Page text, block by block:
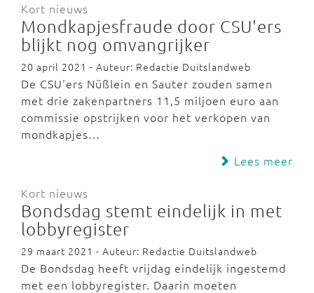
Kort nieuws
Mondkapjesfraude door CSU'ers
blijkt nog omvangrijker
20 april 2021 - Auteur: Redactie Duitslandweb
De CSU'ers Nüßlein en Sauter zouden samen
met drie zakenpartners 11,5 miljoen euro aan
commissie opstrijken voor het verkopen van
mondkapjes…
Lees meer
Kort nieuws
Bondsdag stemt eindelijk in met
lobbyregister
29 maart 2021 - Auteur: Redactie Duitslandweb
De Bondsdag heeft vrijdag eindelijk ingestemd
met een lobbyregister. Daarin moeten